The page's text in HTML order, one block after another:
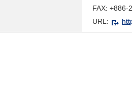
FAX: +886-
URL: